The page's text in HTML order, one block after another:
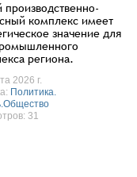
производственно-
комплекс имеет
значение для
региона.
2026 г.
Политика.
31